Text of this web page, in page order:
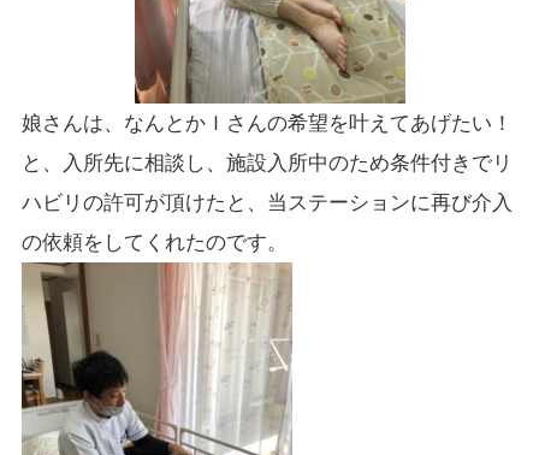
娘さんは、なんとかＩさんの希望を叶えてあげたい！
と、入所先に相談し、施設入所中のため条件付きでリ
ハビリの許可が頂けたと、当ステーションに再び介入
の依頼をしてくれたのです。